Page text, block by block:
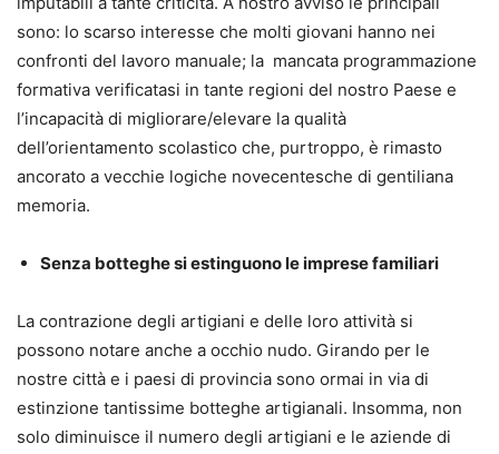
sono: lo scarso interesse che molti giovani hanno nei
confronti del lavoro manuale; la mancata programmazione
formativa verificatasi in tante regioni del nostro Paese e
l’incapacità di migliorare/elevare la qualità
dell’orientamento scolastico che, purtroppo, è rimasto
ancorato a vecchie logiche novecentesche di gentiliana
memoria.
Senza botteghe si estinguono le imprese familiari
La contrazione degli artigiani e delle loro attività si
possono notare anche a occhio nudo. Girando per le
nostre città e i paesi di provincia sono ormai in via di
estinzione tantissime botteghe artigianali. Insomma, non
solo diminuisce il numero degli artigiani e le aziende di